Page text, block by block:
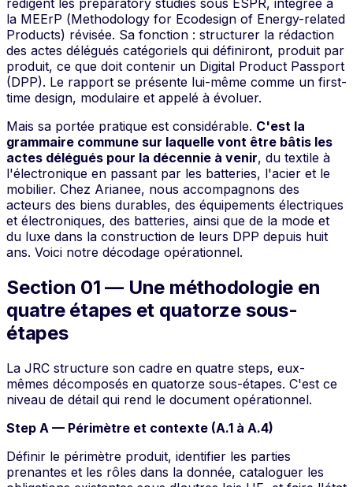
rédigent les preparatory studies sous ESPR, intégrée à
la MEErP (Methodology for Ecodesign of Energy-related
Products) révisée. Sa fonction : structurer la rédaction
des actes délégués catégoriels qui définiront, produit par
produit, ce que doit contenir un Digital Product Passport
(DPP). Le rapport se présente lui-même comme un first-
time design, modulaire et appelé à évoluer.
Mais sa portée pratique est considérable. C'est la
grammaire commune sur laquelle vont être bâtis les
actes délégués pour la décennie à venir, du textile à
l'électronique en passant par les batteries, l'acier et le
mobilier. Chez Arianee, nous accompagnons des
acteurs des biens durables, des équipements électriques
et électroniques, des batteries, ainsi que de la mode et
du luxe dans la construction de leurs DPP depuis huit
ans. Voici notre décodage opérationnel.
Section 01 — Une méthodologie en
quatre étapes et quatorze sous-
étapes
La JRC structure son cadre en quatre steps, eux-
mêmes décomposés en quatorze sous-étapes. C'est ce
niveau de détail qui rend le document opérationnel.
Step A — Périmètre et contexte (A.1 à A.4)
Définir le périmètre produit, identifier les parties
prenantes et les rôles dans la donnée, cataloguer les